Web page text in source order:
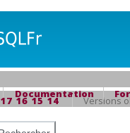
Documentation
17 16 15 14 Versions